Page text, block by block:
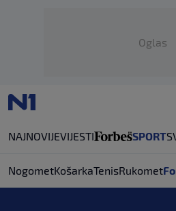
Oglas
NAJNOVIJEVIJESTI SPORT
NogometKošarkaTenisRukomet